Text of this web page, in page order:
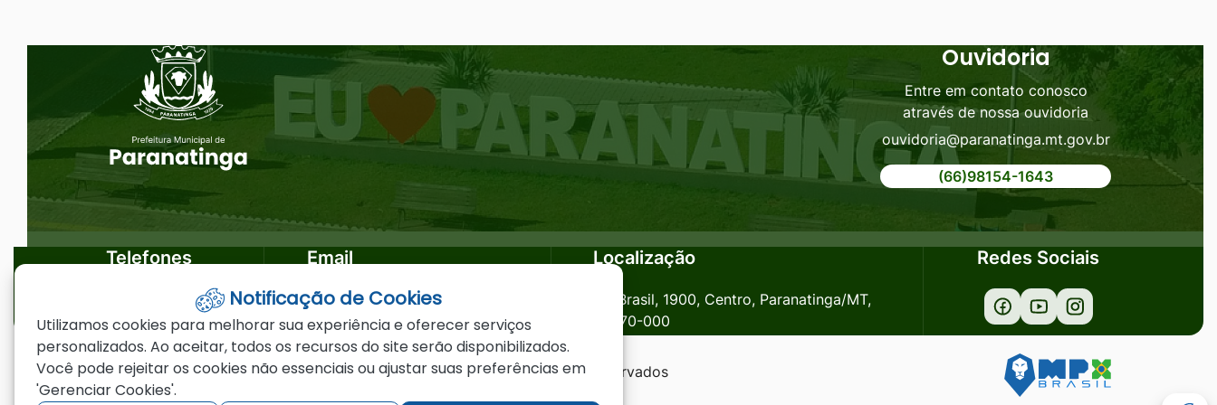
para
rodapé
[alt+4]
Seção do Rodapé e Ouvidoria/
Ouvidoria
Entre em contato conosco
através de nossa ouvidoria
ouvidoria@paranatinga.mt.gov.br
(66)98154-1643
Telefones
(66)3573-4200
Email
ouvidoria@paranatinga.mt.gov.br
Localização
Av. Brasil, 1900, Centro, Paranatinga/MT,
78870-000
Redes Sociais
Acessar
a
Rede
Social
Acessar
a
Rede
Social
Acessar
a
Rede
Social
©2026 - Prefeitura Municipal de Paranatinga - MT - Todos os direitos reservados
Notificação de Cookies
Utilizamos cookies para melhorar sua experiência e oferecer serviços
personalizados. Ao aceitar, todos os recursos do site serão disponibilizados.
Você pode rejeitar os cookies não essenciais ou ajustar suas preferências em
'Gerenciar Cookies'.